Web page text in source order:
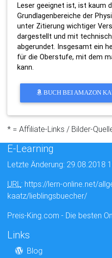
Leser geeignet ist, ist kaum
Grundlagenbereiche der
unter Zitierung wichtiger
dargestellt und mit
abgerundet. Insgesamt ein
für die Oberstufe, mit dem
kann.
BUCH BEI AMAZON
* = Affiliate-Links / Bilder-
E-Learning
Letzte Änderung: 29.08.2018
URL : https://lern-online.net/
kaatz/lieblingsbuecher/
Preis-King.com - Die besten
Links
Blog